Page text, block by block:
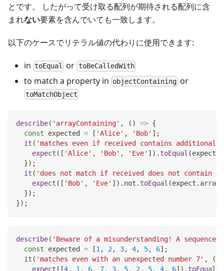
とです。 したがって受け取る配列が期待される配列に含
まれない要素を含んでいても一致します。
以下のケースでリテラル値の代わりに使用できます:
in toEqual or toBeCalledWith
to match a property in objectContaining or
toMatchObject
describe( 'arrayContaining' , ( ) => {
const expected = [ 'Alice' , 'Bob' ] ;
it ( 'matches even if received contains additional
expect ( [ 'Alice' , 'Bob' , 'Eve' ] ) . toEqual (expect
}) ;
it ( 'does not match if received does not contain
expect ( [ 'Bob' , 'Eve' ] ) . not . toEqual (expect .
}) ;
}) ;
describe( 'Beware of a misunderstanding! A
const expected = [1 , 2, 3, 4, 5, 6] ;
it ( 'matches even with an unexpected number 7' , (
expect ( [4, 1 , 6, 7, 3, 5, 2, 5, 4, 6] ) . toEqual